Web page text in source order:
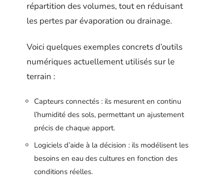
répartition des volumes, tout en réduisant
les pertes par évaporation ou drainage.
Voici quelques exemples concrets d’outils
numériques actuellement utilisés sur le
terrain :
Capteurs connectés : ils mesurent en continu
l’humidité des sols, permettant un ajustement
précis de chaque apport.
Logiciels d’aide à la décision : ils modélisent les
besoins en eau des cultures en fonction des
conditions réelles.